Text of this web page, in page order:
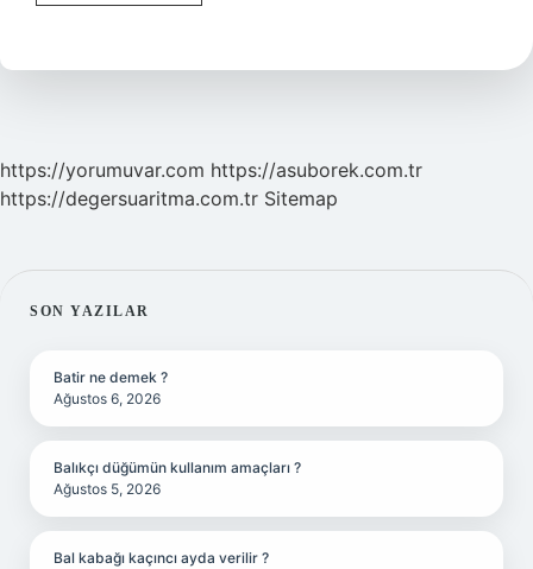
araç
verilmez
https://yorumuvar.com https://asuborek.com.tr
https://degersuaritma.com.tr Sitemap
SIDEBAR
SON YAZILAR
Batir ne demek ?
Ağustos 6, 2026
Balıkçı düğümün kullanım amaçları ?
Ağustos 5, 2026
Bal kabağı kaçıncı ayda verilir ?